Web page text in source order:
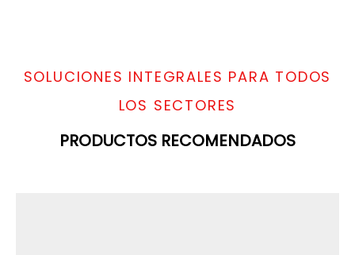
SOLUCIONES INTEGRALES PARA TODOS
LOS SECTORES
PRODUCTOS RECOMENDADOS